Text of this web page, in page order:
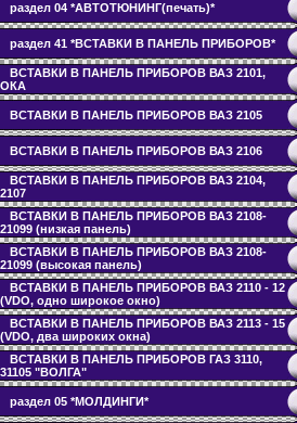
раздел 04 *АВТОТЮНИНГ(печать)*
раздел 41 *ВСТАВКИ В ПАНЕЛЬ ПРИБОРОВ*
ВСТАВКИ В ПАНЕЛЬ ПРИБОРОВ ВАЗ 2101,
ОКА
ВСТАВКИ В ПАНЕЛЬ ПРИБОРОВ ВАЗ 2105
ВСТАВКИ В ПАНЕЛЬ ПРИБОРОВ ВАЗ 2106
ВСТАВКИ В ПАНЕЛЬ ПРИБОРОВ ВАЗ 2104,
2107
ВСТАВКИ В ПАНЕЛЬ ПРИБОРОВ ВАЗ 2108-
21099 (низкая панель)
ВСТАВКИ В ПАНЕЛЬ ПРИБОРОВ ВАЗ 2108-
21099 (высокая панель)
ВСТАВКИ В ПАНЕЛЬ ПРИБОРОВ ВАЗ 2110 - 12
(VDO, одно широкое окно)
ВСТАВКИ В ПАНЕЛЬ ПРИБОРОВ ВАЗ 2113 - 15
(VDO, два широких окна)
ВСТАВКИ В ПАНЕЛЬ ПРИБОРОВ ГАЗ 3110,
31105 "ВОЛГА"
раздел 05 *МОЛДИНГИ*